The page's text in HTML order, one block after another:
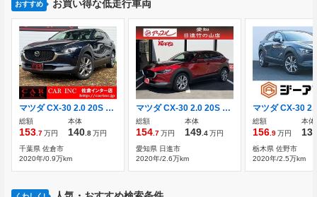
おすすめ お買い得な低走行車両
マツダ CX-30 2.0 20S プロアクティブ 純正ナビ 電動リアゲート
総額
153.7万円
本体
140.8万円
千葉県 佐倉市
2020年/0.9万km
マツダ CX-30 2.0 20S プロアクティブ ドライブレコーダー ETC バックカメラ
総額
154.7万円
本体
149.4万円
愛知県 日進市
2020年/2.6万km
総額
156.9万円
本体
栃木県 佐野市
2020年/2.5万km